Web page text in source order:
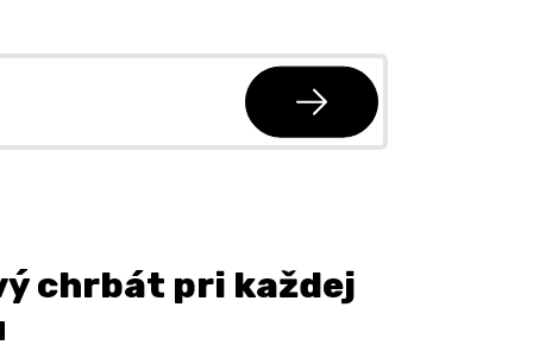
chrbát pri každej